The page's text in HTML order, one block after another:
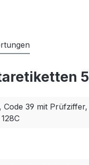
39 mit Prüfziffer,